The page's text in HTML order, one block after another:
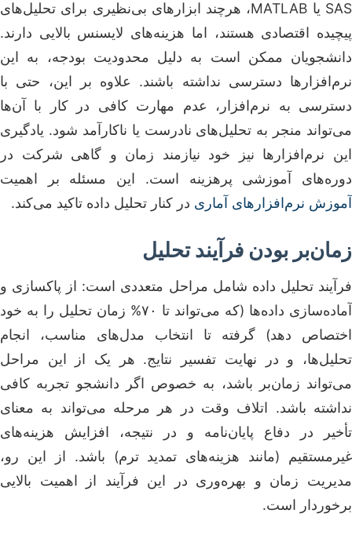
SAS یا MATLAB، هرچند ابزارهای بی‌نظیری برای تحلیل‌های
پیچیده اقتصادی هستند، اما هزینه‌های لایسنس بالایی دارند.
دانشجویان ممکن است به دلیل محدودیت بودجه، به این
نرم‌افزارها دسترسی نداشته باشند. علاوه بر این، حتی با
دسترسی به نرم‌افزار، عدم مهارت کافی در کار با آن‌ها
می‌تواند منجر به تحلیل‌های نادرست یا ناکارآمد شود. یادگیری
این نرم‌افزارها نیز خود نیازمند زمان و گاهی شرکت در
دوره‌های آموزشی پرهزینه است. این مسئله بر اهمیت
آموزش نرم‌افزارهای آماری در کنار تحلیل داده تاکید می‌کند.
زمان‌بر بودن فرآیند تحلیل
فرآیند تحلیل داده شامل مراحل متعددی است: از پاکسازی و
آماده‌سازی داده‌ها (که می‌تواند تا ۷۰% زمان تحلیل را به خود
اختصاص دهد) گرفته تا انتخاب مدل‌های مناسب، انجام
تحلیل‌ها، و در نهایت تفسیر نتایج. هر یک از این مراحل
می‌تواند زمان‌بر باشد، به خصوص اگر دانشجو تجربه کافی
نداشته باشد. اتلاف وقت در هر مرحله می‌تواند به معنای
تأخیر در دفاع پایان‌نامه و در نتیجه، افزایش هزینه‌های
غیرمستقیم (مانند هزینه‌های تمدید ترم) باشد. از این رو،
مدیریت زمان و بهره‌وری در این فرآیند از اهمیت بالایی
برخوردار است.